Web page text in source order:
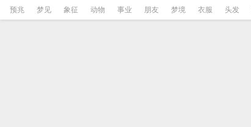
预兆 梦见 象征 动物 事业 朋友 梦境 衣服 头发